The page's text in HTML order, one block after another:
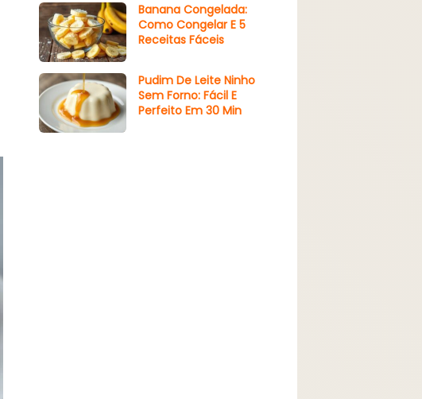
Banana Congelada:
Como Congelar E 5
Receitas Fáceis
Pudim De Leite Ninho
Sem Forno: Fácil E
Perfeito Em 30 Min